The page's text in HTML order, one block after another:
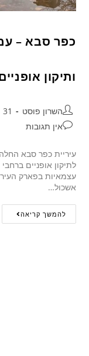
כפר סבא –
ותיקון
השרון פוסט 31 בינואר 2022
אין תגובות
עיריית כפר סבא
לתיקון אופניים
עצמאיות בפארק
אשכול…
להמשך קריאה